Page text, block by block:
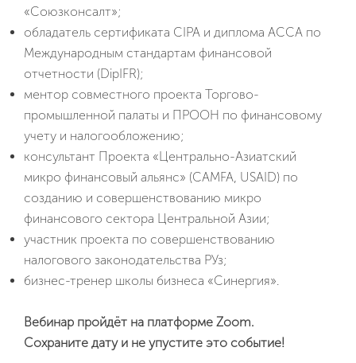
«Союзконсалт»;
обладатель сертификата CIPA и диплома ACCA по
Международным стандартам финансовой
отчетности (DipIFR);
ментор совместного проекта Торгово-
промышленной палаты и ПРООН по финансовому
учету и налогообложению;
консультант Проекта «Центрально-Азиатский
микро финансовый альянс» (CAMFA, USAID) по
созданию и совершенствованию микро
финансового сектора Центральной Азии;
участник проекта по совершенствованию
налогового законодательства РУз;
бизнес-тренер школы бизнеса «Синергия».
Вебинар пройдёт на платформе Zoom.
Сохраните дату и не упустите это событие!